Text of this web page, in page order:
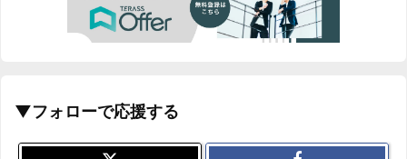
▼フォローで応援する